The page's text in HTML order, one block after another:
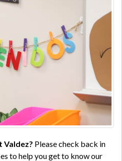
Valdez? Please check back in
to help you get to know our